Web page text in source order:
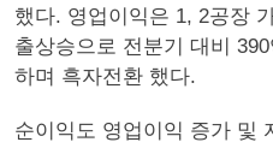
했다. 영업이익은 1, 2공장
출상승으로 전분기 대비
하며 흑자전환 했다.
순이익도 영업이익 증가 및